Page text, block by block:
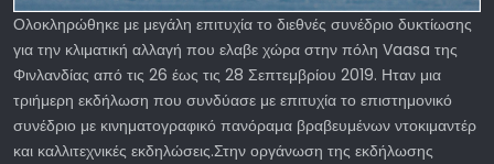
Ολοκληρώθηκε με μεγάλη επιτυχία το διεθνές συνέδριο δυκτίωσης
για την κλιματική αλλαγή που ελαβε χώρα στην πόλη Vaasa της
Φινλανδίας από τις 26 έως τις 28 Σεπτεμβρίου 2019. Ηταν μια
τριήμερη εκδήλωση που συνδύασε με επιτυχία το επιστημονικό
συνέδριο με κινηματογραφικό πανόραμα βραβευμένων ντοκιμαντέρ
και καλλιτεχνικές εκδηλώσεις.Στην οργάνωση της εκδήλωσης